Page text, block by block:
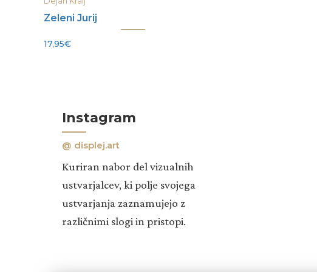
Zeleni Jurij
17,95€
Instagram
@ displej.art
Kuriran nabor del vizualnih
ustvarjalcev, ki polje svojega
ustvarjanja zaznamujejo z
različnimi slogi in pristopi.